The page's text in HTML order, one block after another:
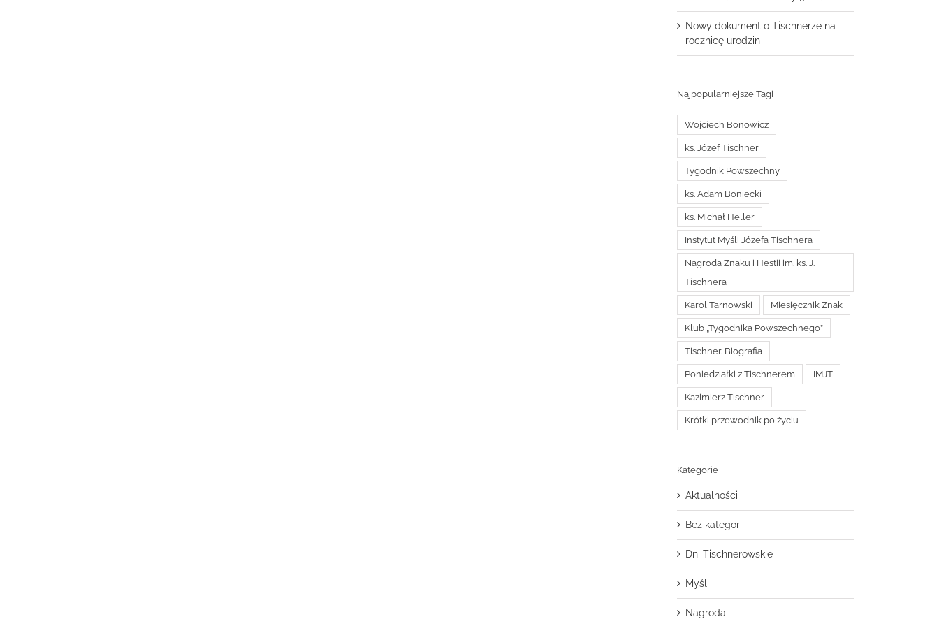
Nowy dokument o Tischnerze na
rocznicę urodzin
Najpopularniejsze Tagi
Wojciech Bonowicz
ks. Józef Tischner
Tygodnik Powszechny
ks. Adam Boniecki
ks. Michał Heller
Instytut Myśli Józefa Tischnera
Nagroda Znaku i Hestii im. ks. J.
Tischnera
Karol Tarnowski Miesięcznik Znak
Klub „Tygodnika Powszechnego”
Tischner. Biografia
Poniedziałki z Tischnerem IMJT
Kazimierz Tischner
Krótki przewodnik po życiu
Kategorie
Aktualności
Bez kategorii
Dni Tischnerowskie
Myśli
Nagroda